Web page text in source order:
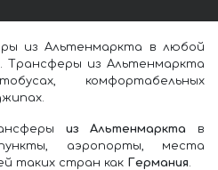
из Альтенмаркта в любой
Трансферы из Альтенмаркта
комфортабельных
из Альтенмаркта
в
аэропорты, места
таких стран как Германия